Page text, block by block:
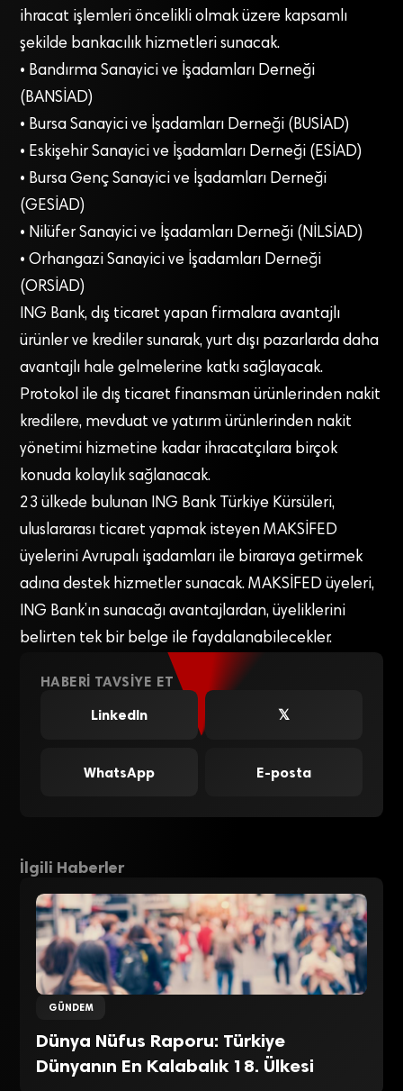
ihracat işlemleri öncelikli olmak üzere kapsamlı
şekilde bankacılık hizmetleri sunacak.
• Bandırma Sanayici ve İşadamları Derneği
(BANSİAD)
• Bursa Sanayici ve İşadamları Derneği (BUSİAD)
• Eskişehir Sanayici ve İşadamları Derneği (ESİAD)
• Bursa Genç Sanayici ve İşadamları Derneği
(GESİAD)
• Nilüfer Sanayici ve İşadamları Derneği (NİLSİAD)
• Orhangazi Sanayici ve İşadamları Derneği
(ORSİAD)
ING Bank, dış ticaret yapan firmalara avantajlı
ürünler ve krediler sunarak, yurt dışı pazarlarda daha
avantajlı hale gelmelerine katkı sağlayacak.
Protokol ile dış ticaret finansman ürünlerinden nakit
kredilere, mevduat ve yatırım ürünlerinden nakit
yönetimi hizmetine kadar ihracatçılara birçok
konuda kolaylık sağlanacak.
23 ülkede bulunan ING Bank Türkiye Kürsüleri,
uluslararası ticaret yapmak isteyen MAKSİFED
üyelerini Avrupalı işadamları ile biraraya getirmek
adına destek hizmetler sunacak. MAKSİFED üyeleri,
ING Bank’ın sunacağı avantajlardan, üyeliklerini
belirten tek bir belge ile faydalanabilecekler.
HABERI TAVSIYE ET
LinkedIn
𝕏
WhatsApp E-posta
İlgili Haberler
GÜNDEM
Dünya Nüfus Raporu: Türkiye
Dünyanın En Kalabalık 18. Ülkesi